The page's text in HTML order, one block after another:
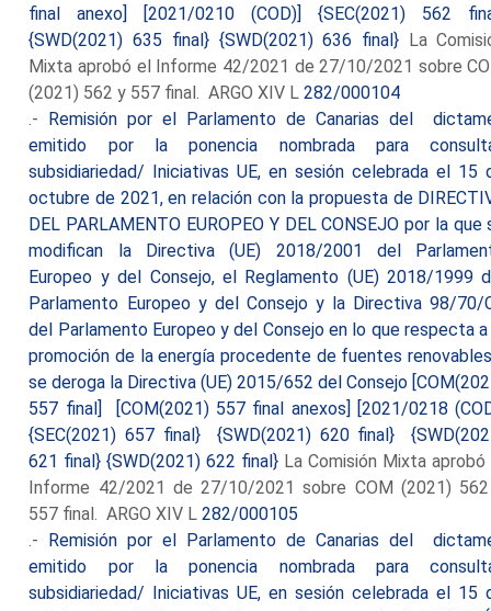
final anexo] [2021/0210 (COD)] {SEC(2021) 562
{SWD(2021) 635 final} {SWD(2021) 636 final}La
Mixta aprobó el Informe 42/2021 de 27/10/2021 sobre
(2021) 562 y 557 final. ARGO XIV L282/000104
.- Remisión por el Parlamento de Canarias del
emitido por la ponencia nombrada para
subsidiariedad/ Iniciativas UE, en sesión celebrada el 15
octubre de 2021, en relación con la propuesta de
DEL PARLAMENTO EUROPEO Y DEL CONSEJO por la que
modifican la Directiva (UE) 2018/2001 del
Europeo y del Consejo, el Reglamento (UE) 2018/1999
Parlamento Europeo y del Consejo y la Directiva 98/70/
del Parlamento Europeo y del Consejo en lo que respecta a
promoción de la energía procedente de fuentes
se deroga la Directiva (UE) 2015/652 del Consejo
557 final] [COM(2021) 557 final anexos] [2021/0218
{SEC(2021) 657 final} {SWD(2021) 620 final}
621 final} {SWD(2021) 622 final} La Comisión Mixta aprobó
Informe 42/2021 de 27/10/2021 sobre COM (2021)
557 final. ARGO XIV L282/000105
.- Remisión por el Parlamento de Canarias del
emitido por la ponencia nombrada para
subsidiariedad/ Iniciativas UE, en sesión celebrada el 15